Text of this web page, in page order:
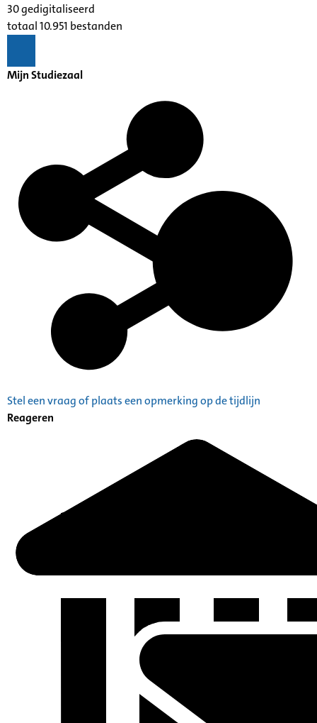
30 gedigitaliseerd
totaal 10.951 bestanden
Mijn Studiezaal
Stel een vraag of plaats een opmerking op de tijdlijn
Reageren